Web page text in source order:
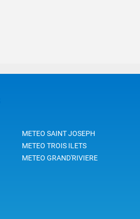
METEO SAINT JOSEPH
METEO TROIS ILETS
METEO GRAND'RIVIERE